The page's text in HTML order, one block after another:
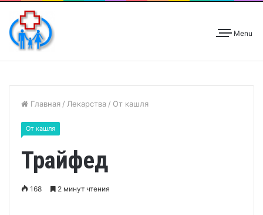
Menu
Главная / Лекарства / От кашля
От кашля
Трайфед
168 2 минут чтения